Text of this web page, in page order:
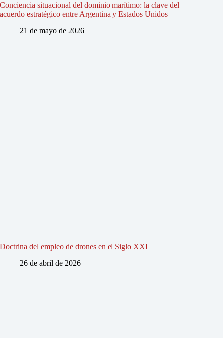
Conciencia situacional del dominio marítimo: la clave del
acuerdo estratégico entre Argentina y Estados Unidos
21 de mayo de 2026
Doctrina del empleo de drones en el Siglo XXI
26 de abril de 2026